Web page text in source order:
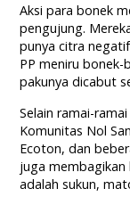
Aksi para bonek
pengujung.
punya citra
PP meniru bonek-
pakunya dicabut
Selain ramai-
Komunitas Nol
Ecoton, dan
juga
adalah sukun,